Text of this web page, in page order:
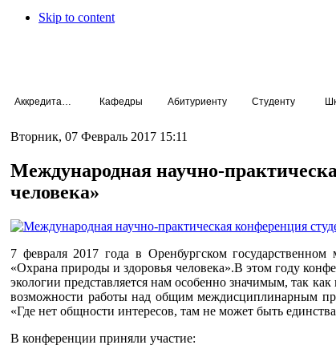
Skip to content
Кафедры Абитуриенту Студенту
Вторник, 07 Февраль 2017 15:11
Международная научно-
человека»
7 февраля 2017 года в Оренбургском
«Охрана природы и здоровья человека».В этом году
экологии представляется нам особенно значимым, так
возможности работы над общим междисциплинарным
«Где нет общности интересов, там не может быть
В конференции приняли участие: